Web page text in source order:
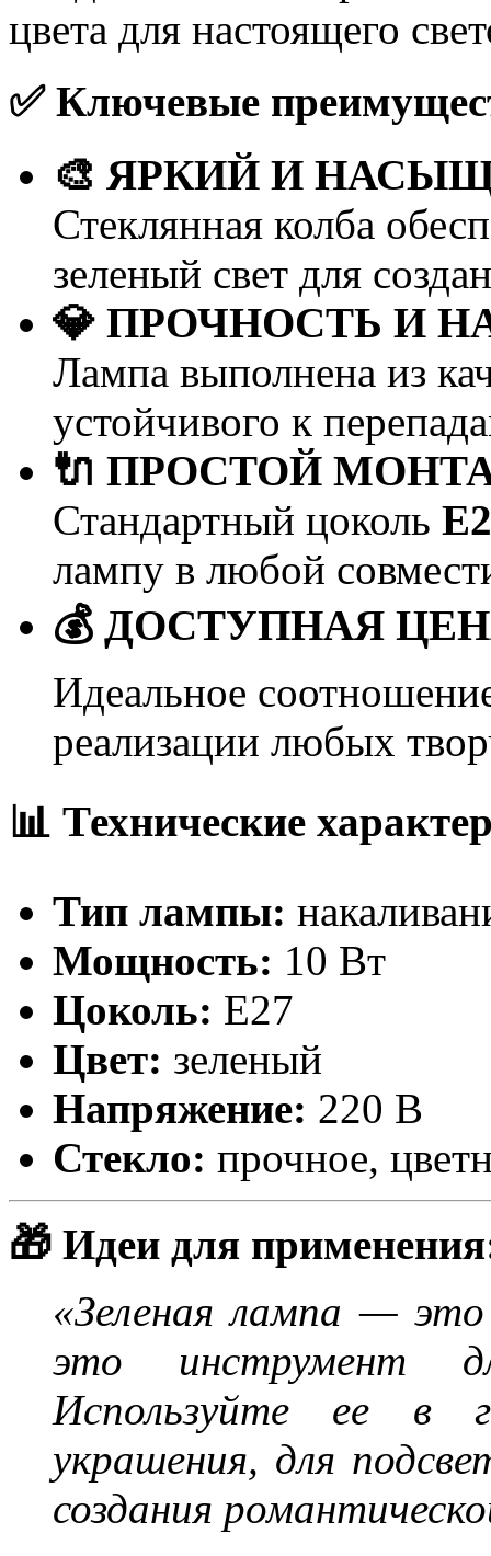
цвета для настоящего
✅ Ключевые
🎨 ЯРКИЙ И
Стеклянная колба
зеленый свет для
💎 ПРОЧНОСТЬ И
Лампа выполнена из
устойчивого к
🔌 ПРОСТОЙ
Стандартный цоколь
лампу в любой
💰 ДОСТУПНАЯ
Идеальное
реализации любых
📊 Технические
Тип лампы:
Мощность: 10 Вт
Цоколь: Е27
Цвет: зеленый
Напряжение: 220 В
Стекло: прочное,
🎁 Идеи для
«Зеленая лампа —
это инструмент
Используйте ее в
украшения, для
создания